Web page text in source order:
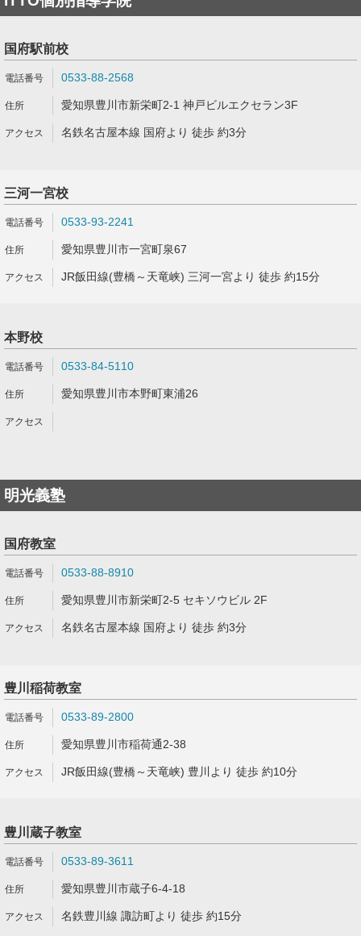
国府駅前校
0533-88-2568
愛知県豊川市新栄町2-1 神戸ビルエクセラン3F
名鉄名古屋本線 国府より 徒歩 約3分
三河一宮校
0533-93-2241
愛知県豊川市一宮町泉67
JR飯田線(豊橋～天竜峡) 三河一宮より 徒歩 約15分
本野校
0533-84-5110
愛知県豊川市本野町東浦26
明光義塾
国府教室
0533-88-8910
愛知県豊川市新栄町2-5 セキソウビル 2F
名鉄名古屋本線 国府より 徒歩 約3分
豊川稲荷教室
0533-89-2800
愛知県豊川市稲荷通2-38
JR飯田線(豊橋～天竜峡) 豊川より 徒歩 約10分
豊川蔵子教室
0533-89-3611
愛知県豊川市蔵子6-4-18
名鉄豊川線 諏訪町より 徒歩 約15分